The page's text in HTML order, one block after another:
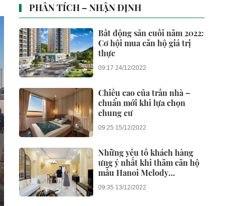
PHÂN TÍCH – NHẬN ĐỊNH
Bất động sản cuối năm 2022:
Cơ hội mua căn hộ giá trị
thực
09:17 24/12/2022
Chiều cao của trần nhà –
chuẩn mới khi lựa chọn
chung cư
09:25 15/12/2022
Những yếu tố khách hàng
ưng ý nhất khi thăm căn hộ
mẫu Hanoi Melody
Residences
09:35 13/12/2022